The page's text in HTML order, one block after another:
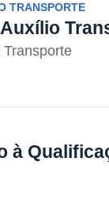
TRANSPORTE
à